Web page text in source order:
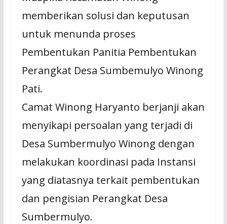
memberikan solusi dan keputusan
untuk menunda proses
Pembentukan Panitia Pembentukan
Perangkat Desa Sumbemulyo Winong
Pati.
Camat Winong Haryanto berjanji akan
menyikapi persoalan yang terjadi di
Desa Sumbermulyo Winong dengan
melakukan koordinasi pada Instansi
yang diatasnya terkait pembentukan
dan pengisian Perangkat Desa
Sumbermulyo.